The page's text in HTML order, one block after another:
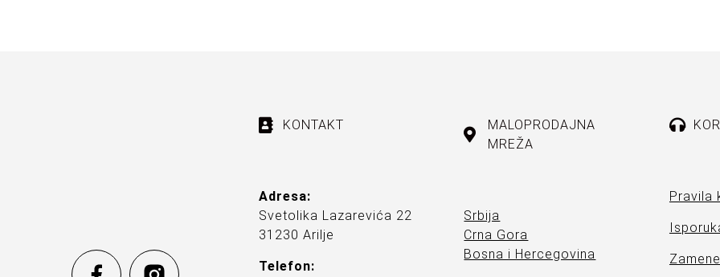
KONTAKT
Adresa:
Svetolika Lazarevića 22
31230 Arilje
Telefon:
MALOPRODAJNA
MREŽA
Srbija
Crna Gora
Bosna i Hercegovina
Pravila